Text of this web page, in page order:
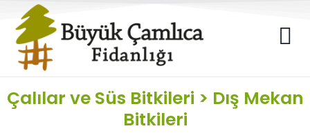
Çalılar ve Süs Bitkileri > Dış Mekan
Bitkileri